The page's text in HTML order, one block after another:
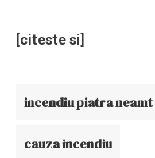
[citeste si]
incendiu piatra neamt
cauza incendiu